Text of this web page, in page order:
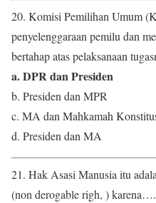
20. Komisi Pemilihan Umum
penyelenggaraan pemilu dan
bertahap atas pelaksanaan
a. DPR dan Presiden
b. Presiden dan MPR
c. MA dan Mahkamah
d. Presiden dan MA
21. Hak Asasi Manusia itu
(non derogable righ, ) karena….